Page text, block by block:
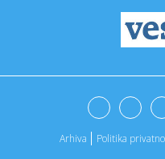
Sombor: Akcija
Velemir:
astronomskim račun...
11:27:Rasplet se bliži:
Arhiva Politika